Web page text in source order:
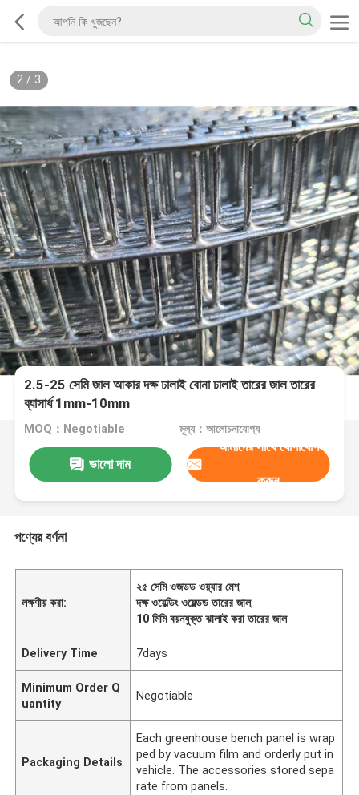
2/ 3
2.5-25 সেমি জাল আকার দক্ষ ঢালাই বোনা ঢালাই তারের জাল তারের
ব্যাসার্ধ 1mm-10mm
MOQ：Negotiable মূল্য：আলোচনাযোগ্য
ভালো দাম
আমাদের সাথে যোগাযোগ
করুন
পণ্যের বর্ণনা
লক্ষণীয় করা:
২৫ সেমি ওজডড ওয়্যার মেশ,
দক্ষ ওয়েল্ডিং ওয়েল্ডড তারের জাল,
10 মিমি বয়নযুক্ত ঝালাই করা তারের জাল
Delivery Time 7days
Minimum Order Q
uantity
Negotiable
Packaging Details
Each greenhouse bench panel is wrap
ped by vacuum film and orderly put in
vehicle. The accessories stored sepa
rate from panels.